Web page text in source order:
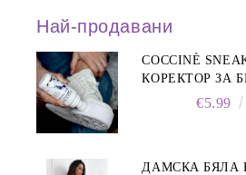
Най-продавани
COCCINÈ
КОРЕКТОР ЗА
€5.99
ДАМСКА БЯЛА